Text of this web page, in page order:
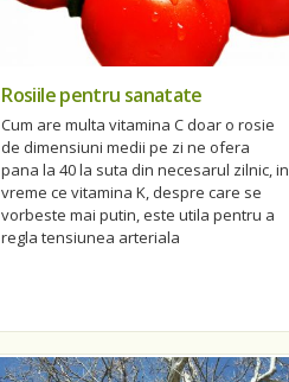
Rosiile pentru sanatate
Cum are multa vitamina C doar o rosie
de dimensiuni medii pe zi ne ofera
pana la 40 la suta din necesarul zilnic, in
vreme ce vitamina K, despre care se
vorbeste mai putin, este utila pentru a
regla tensiunea arteriala